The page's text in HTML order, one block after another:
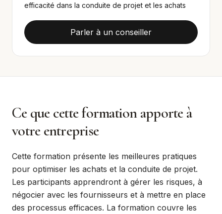
efficacité dans la conduite de projet et les achats
Parler à un conseiller
Ce que cette formation apporte à
votre entreprise
Cette formation présente les meilleures pratiques
pour optimiser les achats et la conduite de projet.
Les participants apprendront à gérer les risques, à
négocier avec les fournisseurs et à mettre en place
des processus efficaces. La formation couvre les